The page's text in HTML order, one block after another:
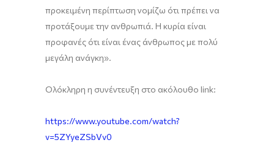
προκειμένη περίπτωση νομίζω ότι πρέπει να
προτάξουμε την ανθρωπιά. Η κυρία είναι
προφανές ότι είναι ένας άνθρωπος με πολύ
μεγάλη ανάγκη».
Ολόκληρη η συνέντευξη στο ακόλουθο link:
https://www.youtube.com/watch?
v=5ZYyeZSbVv0